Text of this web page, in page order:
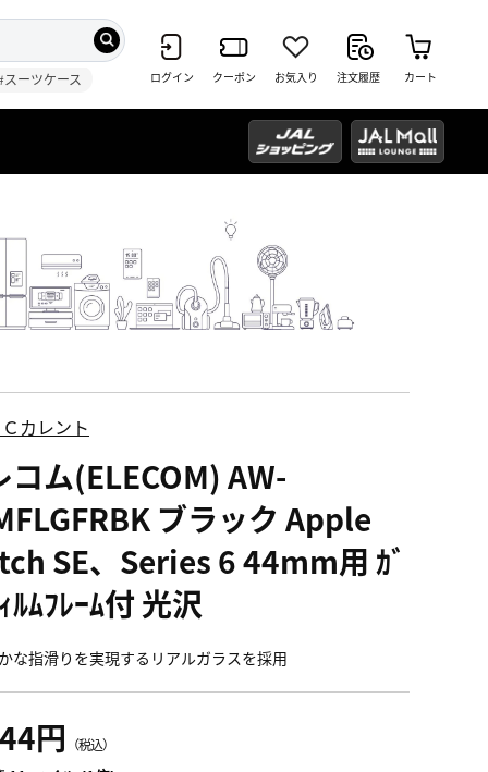
スーツケース ログイン クーポン お気入り 注文履歴 カート
カレント
コム(ELECOM) AW-
ブラック Apple
SE、Series 6 44mm用 ｶﾞ
ﾙﾑﾌﾚｰﾑ付 光沢
な指滑りを実現するリアルガラスを採用
円 （税込）